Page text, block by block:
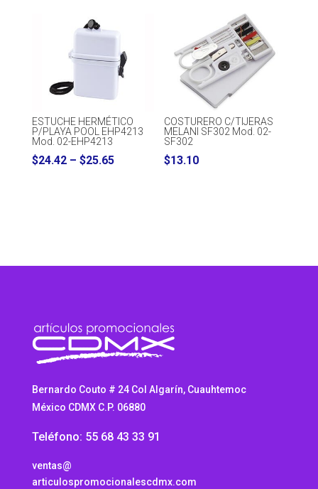
through
$31.42
ESTUCHE HERMÉTICO
P/PLAYA POOL EHP4213
Mod. 02-EHP4213
$24.42 – $25.65Price
COSTURERO C/TIJERAS
MELANI SF302 Mod. 02-
SF302
$13.10
Bernardo Couto # 24 Col Algarín, Cuauhtemoc
México CDMX C.P. 06880
Teléfono: 55 68 43 33 91
ventas@
articulospromocionalescdmx.com